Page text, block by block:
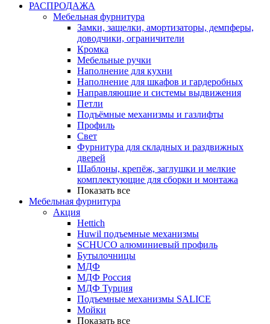
РАСПРОДАЖА
Мебельная фурнитура
Замки, защелки, амортизаторы, демпферы,
доводчики, ограничители
Кромка
Мебельные ручки
Наполнение для кухни
Наполнение для шкафов и гардеробных
Направляющие и системы выдвижения
Петли
Подъёмные механизмы и газлифты
Профиль
Свет
Фурнитура для складных и раздвижных
дверей
Шаблоны, крепёж, заглушки и мелкие
комплектующие для сборки и монтажа
Показать все
Мебельная фурнитура
Акция
Hettich
Huwil подъемные механизмы
SCHUCO алюминиевый профиль
Бутылочницы
МДФ
МДФ Россия
МДФ Турция
Подъемные механизмы SALICE
Мойки
Показать все